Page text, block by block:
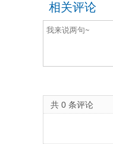
相关评论
共 0 条评论